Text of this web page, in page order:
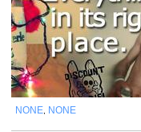
NONE NONE